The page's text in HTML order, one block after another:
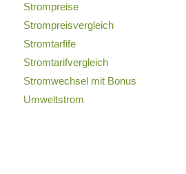
Strompreise
Strompreisvergleich
Stromtarfife
Stromtarifvergleich
Stromwechsel mit Bonus
Umweltstrom